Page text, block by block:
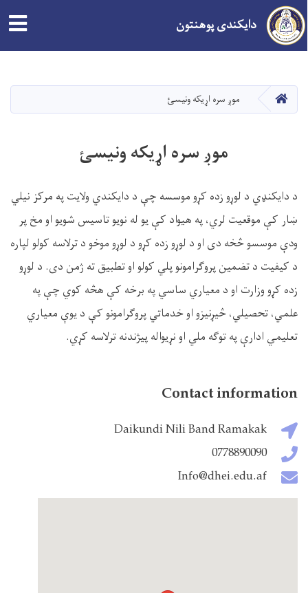
دایکندی پوهنتون
کور موږ سره اړیکه ونیسئ
موږ سره اړیکه ونیسئ
د دایکنډي د لوړو زده کړو موسسه چې د دایکندي ولایت په مرکز نیلي
ښار کې موقعیت لري، په هیواد کې یو له نویو تاسیس شویو او مخ پر
ودې موسسو څخه دی او د لوړو زده کړو د لوړو موخو د ترلاسه کولو لپاره
د کیفیت د تضمین پروګرامونو پلي کولو او تطبیق ته ژمن دی. د لوړو
زده کړو وزارت او د معیاري ساسي په برخه کې هڅه کوي چې په
علمي، تحصیلي، څیړنیزو او خدماتي پروګرامونو کې د یوې معیاري
تعلیمي ادارې په توګه ملي او نړیواله پیژندنه ترلاسه کړي.
Contact information
Daikundi Nili Band Ramakak
0778890090
Info@dhei.edu.af